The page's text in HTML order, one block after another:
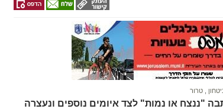
טרור
"ננצח או נמות" לצד איומים נוספים ונעצרה